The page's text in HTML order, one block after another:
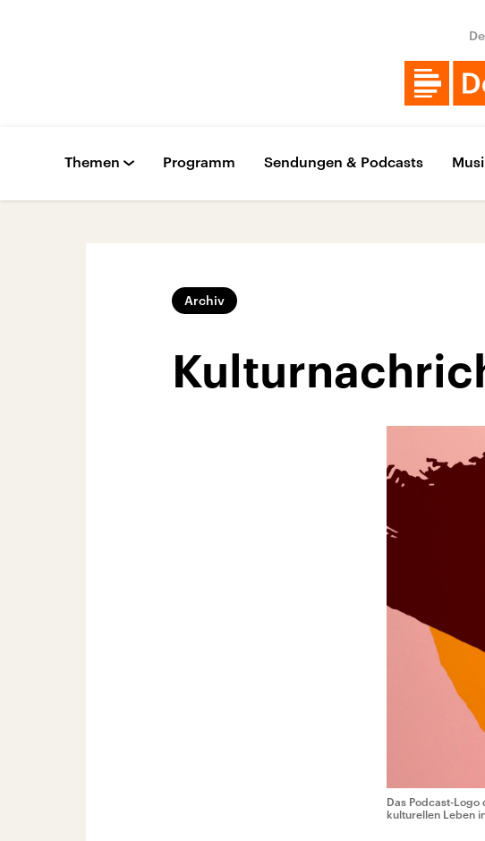
Themen Programm Sendungen & Podcasts
Archiv
Das Podcast-
kulturellen Leben